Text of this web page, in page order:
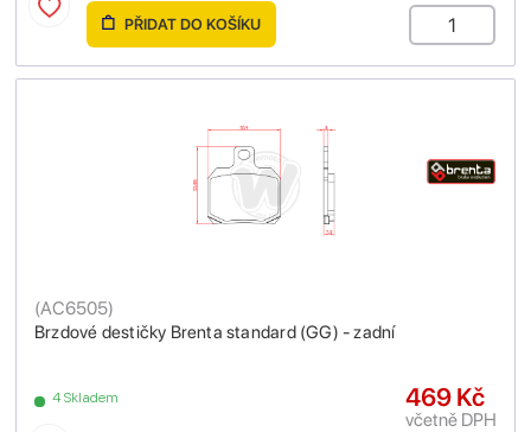
PŘIDAT DO KOŠÍKU
Brzdové destičky Brenta standard (GG) - zadní
(AC6505)
4 Skladem 469 Kč
včetně DPH